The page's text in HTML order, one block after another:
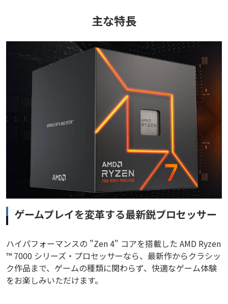
主な特長
ゲームプレイを変革する最新鋭プロセッサー
ハイパフォーマンスの "Zen 4" コアを搭載した AMD Ryzen
™ 7000 シリーズ・プロセッサーなら、最新作からクラシッ
ク作品まで、ゲームの種類に関わらず、快適なゲーム体験
をお楽しみいただけます。